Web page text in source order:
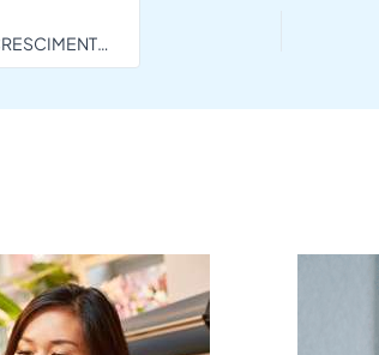
DIA DOS NAMORADOS EM RONDÔNIA PROJETA UM CRESCIMENTO ACIMA DA MÉDIA